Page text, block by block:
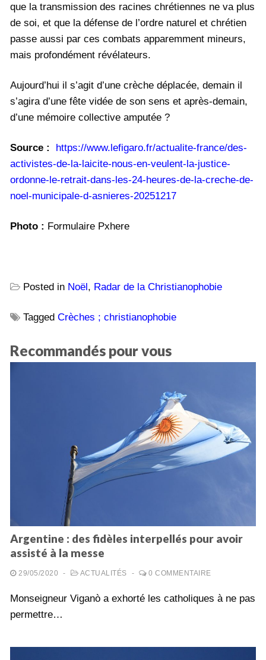
que la transmission des racines chrétiennes ne va plus
de soi, et que la défense de l’ordre naturel et chrétien
passe aussi par ces combats apparemment mineurs,
mais profondément révélateurs.
Aujourd’hui il s’agit d’une crèche déplacée, demain il
s’agira d’une fête vidée de son sens et après-demain,
d’une mémoire collective amputée ?
Source :
https://www.lefigaro.fr/actualite-france/des-
activistes-de-la-laicite-nous-en-veulent-la-justice-
ordonne-le-retrait-dans-les-24-heures-de-la-creche-de-
noel-municipale-d-asnieres-20251217
Photo : Formulaire Pxhere
Posted in Noël , Radar de la Christianophobie
Tagged Crèches ; christianophobie
Recommandés pour vous
Argentine : des fidèles interpellés pour avoir
assisté à la messe
29/05/2020 - ACTUALITÉS - 0 COMMENTAIRE
Monseigneur Viganò a exhorté les catholiques à ne pas
permettre…